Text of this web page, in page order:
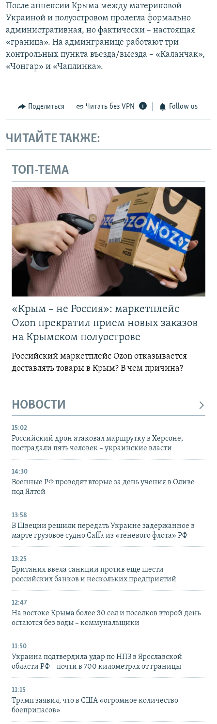
После аннексии Крыма между материковой
Украиной и полуостровом пролегла формально
административная, но фактически – настоящая
«граница». На админгранице работают три
контрольных пункта въезда/выезда – «Каланчак»,
«Чонгар» и «Чаплинка».
Поделиться Читать без VPN Follow us
ЧИТАЙТЕ ТАКЖЕ:
ТОП-ТЕМА
«Крым – не Россия»: маркетплейс
Ozon прекратил прием новых заказов
на Крымском полуострове
Российский маркетплейс Ozon отказывается
доставлять товары в Крым? В чем причина?
НОВОСТИ
15:02
Российский дрон атаковал маршрутку в Херсоне,
пострадали пять человек – украинские власти
14:30
Военные РФ проводят вторые за день учения в Оливе
под Ялтой
13:58
В Швеции решили передать Украине задержанное в
марте грузовое судно Caffa из «теневого флота» РФ
13:25
Британия ввела санкции против еще шести
российских банков и нескольких предприятий
12:47
На востоке Крыма более 30 сел и поселков второй день
остаются без воды – коммунальщики
11:50
Украина подтвердила удар по НПЗ в Ярославской
области РФ – почти в 700 километрах от границы
11:15
Трамп заявил, что в США «огромное количество
боеприпасов»